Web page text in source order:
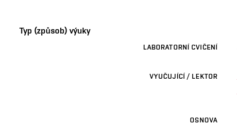
Typ (způsob) výuky
LABORATORNÍ CVIČENÍ
VYUČUJÍCÍ / LEKTOR
OSNOVA